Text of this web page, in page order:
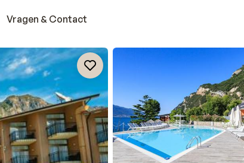
Vragen & Contact